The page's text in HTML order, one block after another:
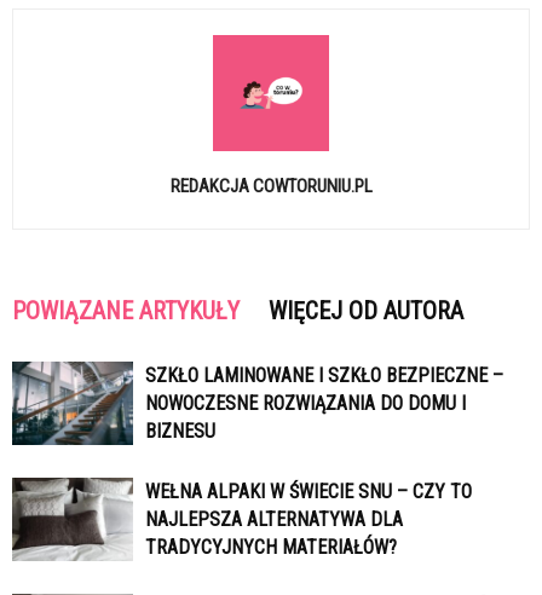
REDAKCJA COWTORUNIU.PL
POWIĄZANE ARTYKUŁY WIĘCEJ OD AUTORA
SZKŁO LAMINOWANE I SZKŁO BEZPIECZNE –
NOWOCZESNE ROZWIĄZANIA DO DOMU I
BIZNESU
WEŁNA ALPAKI W ŚWIECIE SNU – CZY TO
NAJLEPSZA ALTERNATYWA DLA
TRADYCYJNYCH MATERIAŁÓW?